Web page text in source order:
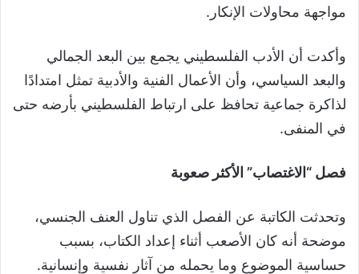
مواجهة محاولات الإنكار.
وأكدت أن الأدب الفلسطيني يجمع بين البعد الجمالي
والبعد السياسي، وأن الأعمال الفنية والأدبية تمثل امتدادًا
لذاكرة جماعية تحافظ على ارتباط الفلسطيني بأرضه حتى
في المنفى.
فصل “الاغتصاب” الأكثر صعوبة
وتحدثت الكاتبة عن الفصل الذي تناول العنف الجنسي،
موضحة أنه كان الأصعب أثناء إعداد الكتاب، بسبب
حساسية الموضوع وما يحمله من آثار نفسية وإنسانية.